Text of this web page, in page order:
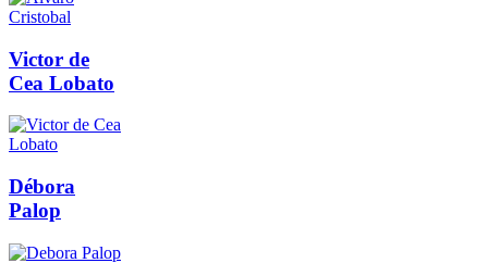
Victor de
Cea Lobato
Débora
Palop